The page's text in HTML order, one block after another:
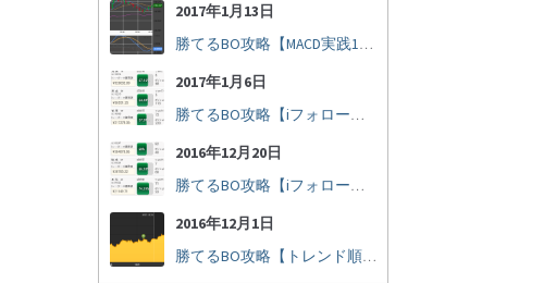
2017年1月13日
勝てるBO攻略【MACD実践16】30秒取引で勝つには
2017年1月6日
勝てるBO攻略【iフォロー実践17】フォロワーの少ない人をフォローする
2016年12月20日
勝てるBO攻略【iフォロー実践16】勝てるトレーダーを見抜く
2016年12月1日
勝てるBO攻略【トレンド順張り実践35】下落からの反発を見極める